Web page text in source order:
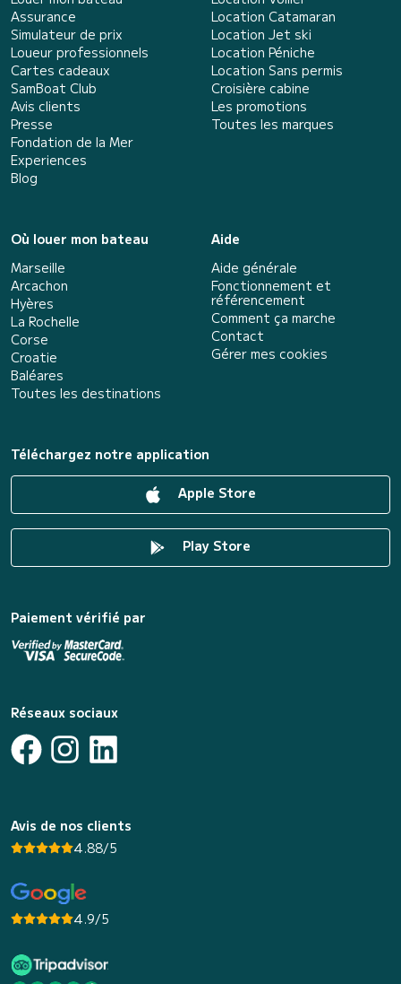
Assurance
Simulateur de prix
Loueur professionnels
Cartes cadeaux
SamBoat Club
Avis clients
Presse
Fondation de la Mer
Experiences
Blog
Location Catamaran
Location Jet ski
Location Péniche
Location Sans permis
Croisière cabine
Les promotions
Toutes les marques
Où louer mon bateau
Marseille
Arcachon
Hyères
La Rochelle
Corse
Croatie
Baléares
Toutes les destinations
Aide
Aide générale
Fonctionnement et
référencement
Comment ça marche
Contact
Gérer mes cookies
Téléchargez notre application
Apple Store
Play Store
Paiement vérifié par
Réseaux sociaux
Avis de nos clients
4.88/5
4.9/5